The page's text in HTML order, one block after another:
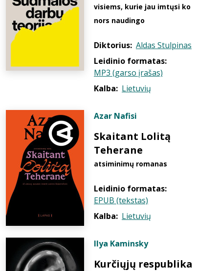
visiems, kurie jau imtųsi ko
nors naudingo
Diktorius: Aldas Stulpinas
Leidinio formatas:
MP3 (garso įrašas)
Kalba: Lietuvių
Azar Nafisi
Skaitant Lolitą
Teherane
atsiminimų romanas
Leidinio formatas:
EPUB (tekstas)
Kalba: Lietuvių
Ilya Kaminsky
Kurčiųjų respublika